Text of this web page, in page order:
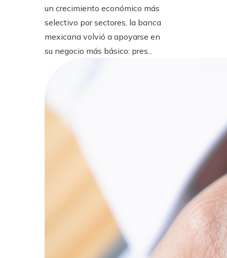
un crecimiento económico más
selectivo por sectores, la banca
mexicana volvió a apoyarse en
su negocio más básico: pres...